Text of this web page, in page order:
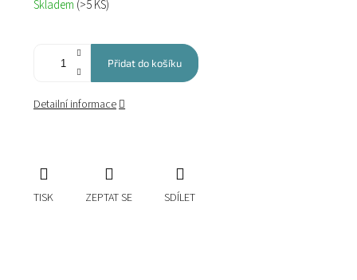
cena:
Skladem (>5 KS)
Přidat do košíku
Detailní informace
TISK ZEPTAT SE SDÍLET